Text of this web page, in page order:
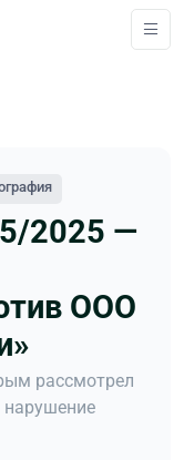
2025 —
ООО
рассмотрел